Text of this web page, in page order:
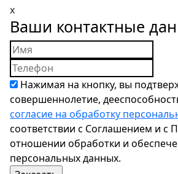
x
Ваши контактные
Нажимая на кнопку, вы
совершеннолетие,
согласие на обработку
соответствии с Соглашением и с
отношении обработки и
персональных данных.